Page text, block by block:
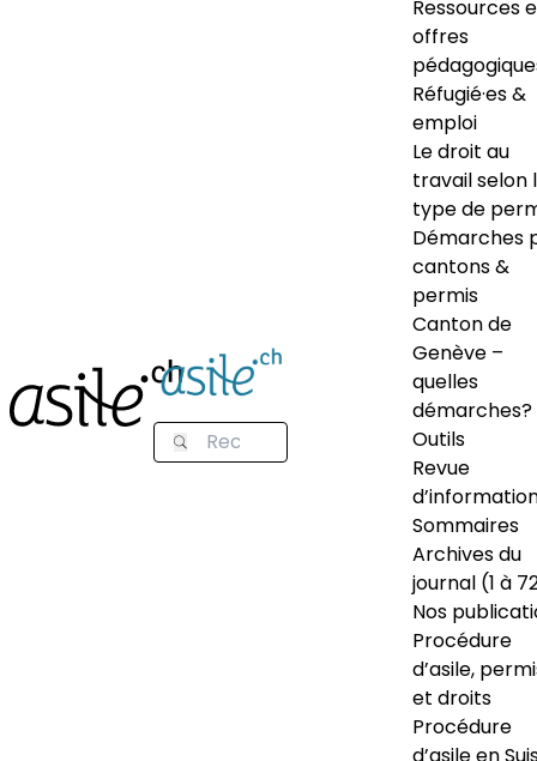
Ressources
offres
Réfugié·es &
emploi
Le droit au
travail selon
type de
Démarches
cantons &
permis
Canton de
Genève –
quelles
démarches?
Outils
Revue
Sommaires
Archives du
journal (1 à
Nos
Procédure
d’asile,
et droits
Procédure